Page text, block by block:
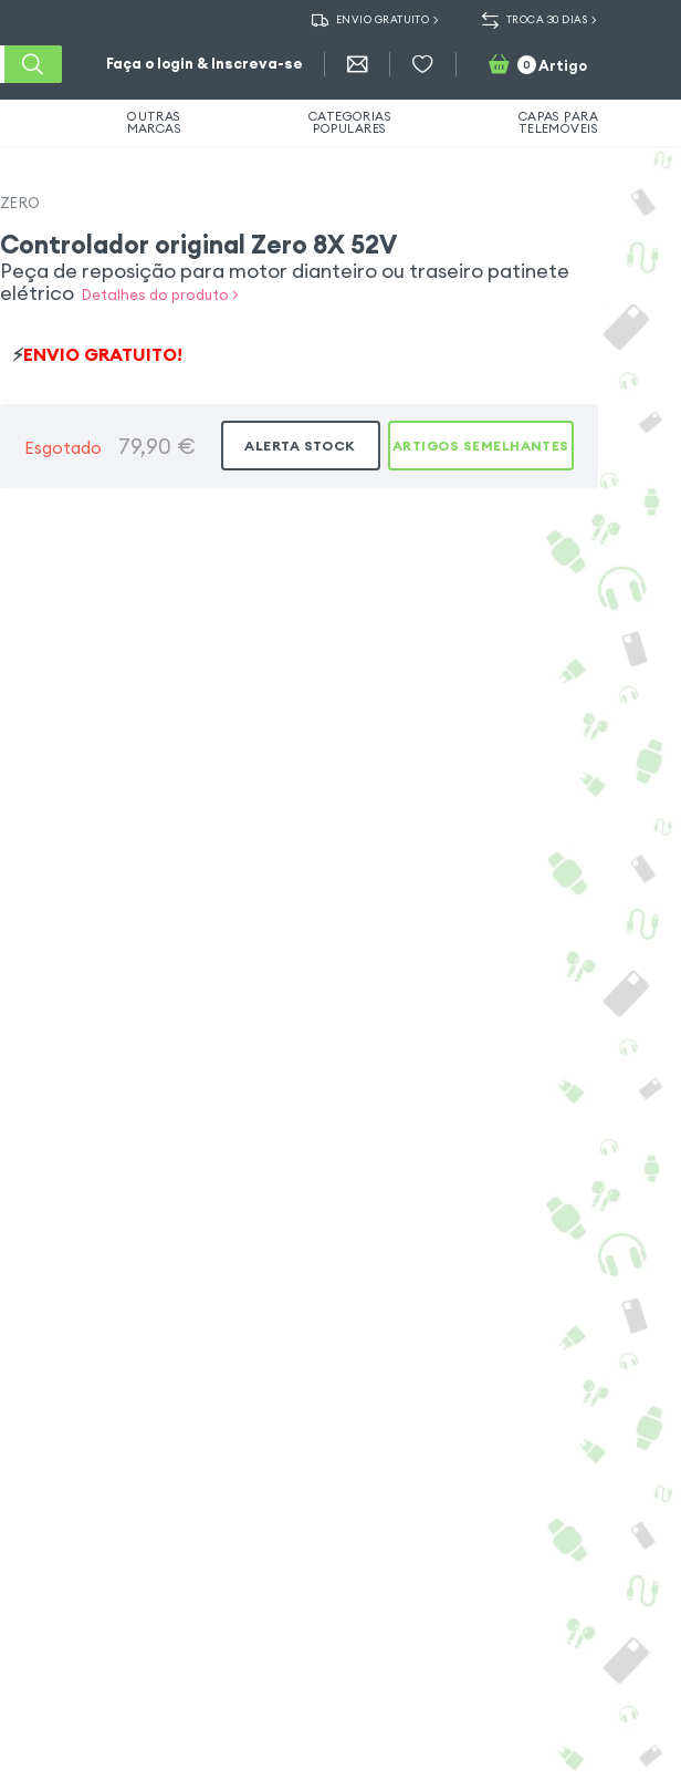
ENVIO GRATUITO TROCA 30 DIAS
Faça o login & Inscreva-se 0 Artigo
OUTRAS
MARCAS
CATEGORIAS
POPULARES
CAPAS PARA
TELEMÓVEIS
ZERO
Controlador original Zero 8X 52V
Peça de reposição para motor dianteiro ou traseiro patinete
elétrico Detalhes do produto >
⚡ENVIO GRATUITO!
Esgotado 79,90 € ALERTA STOCK ARTIGOS SEMELHANTES